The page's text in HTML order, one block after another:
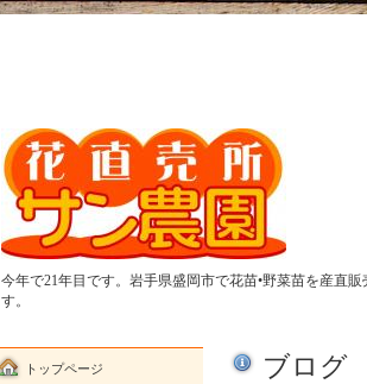
今年で21年目です。岩手県盛岡市で花苗•野菜苗を産直
す。
ブログ
トップページ